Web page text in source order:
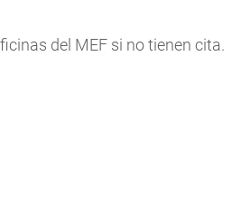
del MEF si no tienen cita.